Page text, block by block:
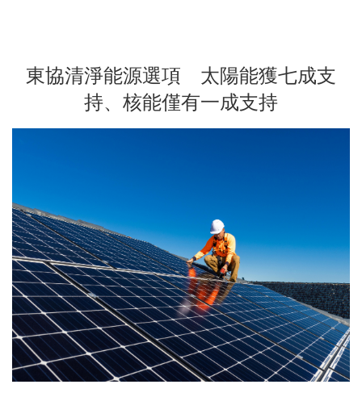
東協清淨能源選項 太陽能獲七成支
持、核能僅有一成支持